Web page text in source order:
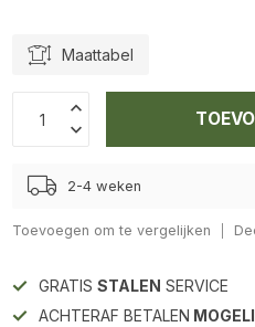
Maattabel
2-4 weken
Toevoegen om te vergelijken
GRATISSTALEN SERVICE
ACHTERAF BETALEN